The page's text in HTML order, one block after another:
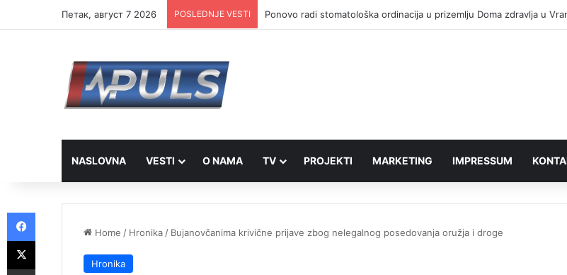
Петак, август 7 2026 POSLEDNJE VESTI Ponovo radi stomatološka ordinacija u prizemlju Doma zdravlja u
NASLOVNA VESTI O NAMA TV PROJEKTI MARKETING IMPRESSUM
Home / Hronika / Bujanovčanima krivične prijave zbog nelegalnog posedovanja oružja i droge
Hronika
Facebook
X
Share via Email